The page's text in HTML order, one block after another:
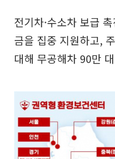
전기차·수소차 보급
금을 집중 지원하고,
대해 무공해차 90만